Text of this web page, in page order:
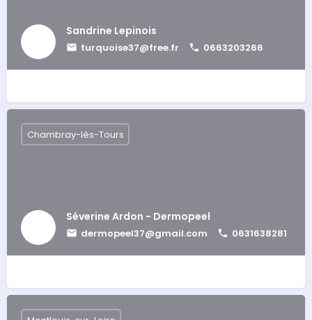
Sandrine Lepinois
turquoise37@free.fr 0663203266
Séverine Ardon - Dermopeel
dermopeel37@gmail.com 0631638281
Chambray-lès-Tours